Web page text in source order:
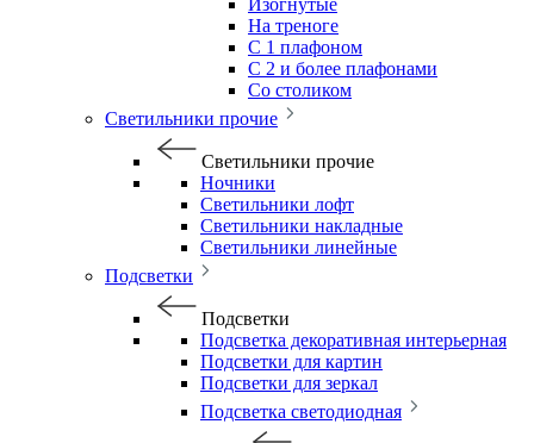
Изогнутые
На треноге
С 1 плафоном
С 2 и более плафонами
Со столиком
Светильники прочие
Светильники прочие
Ночники
Светильники лофт
Светильники накладные
Светильники линейные
Подсветки
Подсветки
Подсветка декоративная интерьерная
Подсветки для картин
Подсветки для зеркал
Подсветка светодиодная